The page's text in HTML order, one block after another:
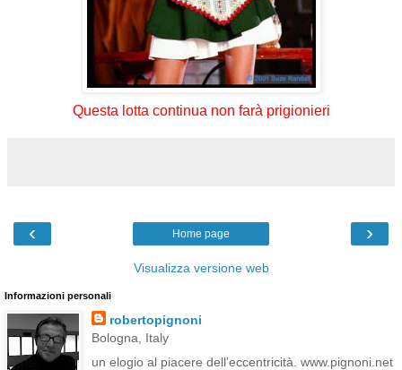
Questa lotta continua non farà prigionieri
‹ ›
Home page
Visualizza versione web
Informazioni personali
robertopignoni
Bologna, Italy
un elogio al piacere dell'eccentricità. www.pignoni.net